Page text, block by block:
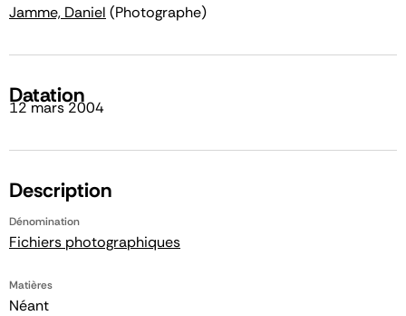
Jamme, Daniel (Photographe)
Datation
12 mars 2004
Description
Dénomination
Fichiers photographiques
Matières
Néant